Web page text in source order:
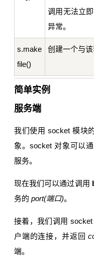
调用无法立
异常。
s.make
file()
创建一个与
简单实例
服务端
我们使用 socket 模块
象。socket 对象可以
服务。
现在我们可以通过调用
务的 port(端口)。
接着，我们调用
户端的连接，并返回
端。